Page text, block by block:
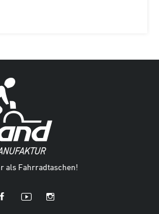
als Fahrradtaschen!